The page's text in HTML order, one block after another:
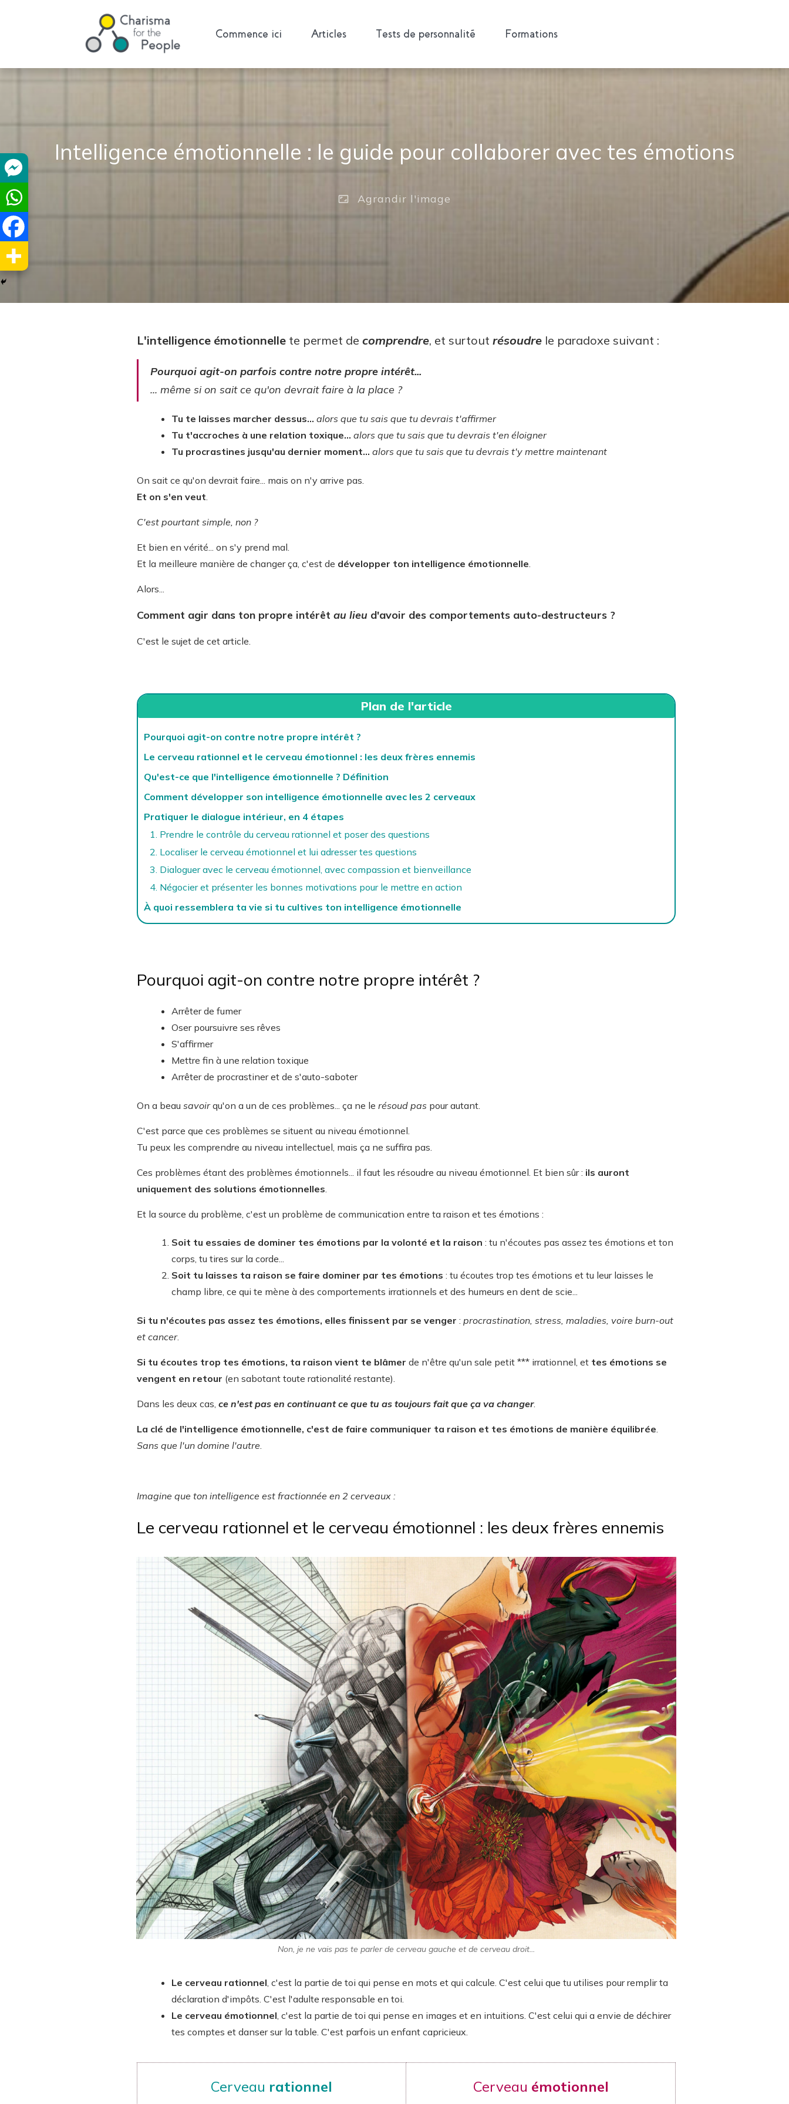
Commence ici Articles Tests de personnalité Formations
Intelligence émotionnelle : le guide pour collaborer avec tes émotions
Agrandir l'image
L'intelligence émotionnelle te permet de comprendre, et surtout résoudre le paradoxe suivant :
Pourquoi agit-on parfois contre notre propre intérêt...
... même si on sait ce qu'on devrait faire à la place ?
Tu te laisses marcher dessus... alors que tu sais que tu devrais t'affirmer
Tu t'accroches à une relation toxique... alors que tu sais que tu devrais t'en éloigner
Tu procrastines jusqu'au dernier moment... alors que tu sais que tu devrais t'y mettre maintenant
On sait ce qu'on devrait faire... mais on n'y arrive pas.
Et on s'en veut
C'est pourtant simple, non ?
Et bien en vérité... on s'y prend mal.
Et la meilleure manière de changer ça, c'est de développer ton intelligence émotionnelle
Alors...
Comment agir dans ton propre intérêt au lieu d'avoir des comportements auto-destructeurs ?
C'est le sujet de cet article.
Plan de l'article
Pourquoi agit-on contre notre propre intérêt ?
Le cerveau rationnel et le cerveau émotionnel : les deux frères ennemis
Qu'est-ce que l'intelligence émotionnelle ? Définition
Comment développer son intelligence émotionnelle avec les 2 cerveaux
Pratiquer le dialogue intérieur, en 4 étapes
1. Prendre le contrôle du cerveau rationnel et poser des questions
2. Localiser le cerveau émotionnel et lui adresser tes questions
3. Dialoguer avec le cerveau émotionnel, avec compassion et bienveillance
4. Négocier et présenter les bonnes motivations pour le mettre en action
À quoi ressemblera ta vie si tu cultives ton intelligence émotionnelle
Pourquoi agit-on contre notre propre intérêt ?
Arrêter de fumer
Oser poursuivre ses rêves
S'affirmer
Mettre fin à une relation toxique
Arrêter de procrastiner et de s'auto-saboter
On a beau savoirqu'on a un de ces problèmes... ça ne le résoud pas pour autant.
C'est parce que ces problèmes se situent au niveau émotionnel.
Tu peux les comprendre au niveau intellectuel, mais ça ne suffira pas.
Ces problèmes étant des problèmes émotionnels... il faut les résoudre au niveau émotionnel. Et bien sûr : ils auront
uniquement des solutions émotionnelles
Et la source du problème, c'est un problème de communication entre ta raison et tes émotions :
Soit tu essaies de dominer tes émotions par la volonté et la raison : tu n'écoutes pas assez tes émotions et ton
corps, tu tires sur la corde...
Soit tu laisses ta raison se faire dominer par tes émotions : tu écoutes trop tes émotions et tu leur laisses le
champ libre, ce qui te mène à des comportements irrationnels et des humeurs en dent de scie...
Si tu n'écoutes pas assez tes émotions, elles finissent par se venger : procrastination, stress, maladies, voire burn-out
et cancer.
Si tu écoutes trop tes émotions, ta raison vient te blâmer de n'être qu'un sale petit *** irrationnel, et tes émotions se
vengent en retour (en sabotant toute rationalité restante).
Dans les deux cas, ce n'est pas en continuant ce que tu as toujours fait que ça va changer.
La clé de l'intelligence émotionnelle, c'est de faire communiquer ta raison et tes émotions de manière équilibrée
Sans que l'un domine l'autre
Imagine que ton intelligence est fractionnée en 2 cerveaux :
Le cerveau rationnel et le cerveau émotionnel : les deux frères ennemis
Non, je ne vais pas te parler de cerveau gauche et de cerveau droit...
Le cerveau rationnel , c'est la partie de toi qui pense en mots et qui calcule. C'est celui que tu utilises pour remplir ta
déclaration d'impôts. C'est l'adulte responsable en toi.
Le cerveau émotionnel , c'est la partie de toi qui pense en images et en intuitions. C'est celui qui a envie de déchirer
tes comptes et danser sur la table. C'est parfois un enfant capricieux.
Cerveau rationnel Cerveau émotionnel